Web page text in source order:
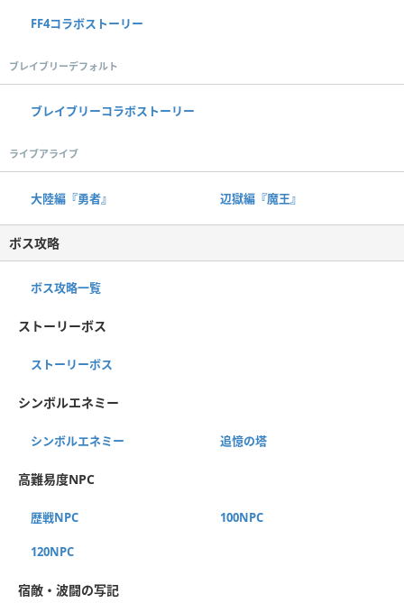
FF4コラボストーリー
ブレイブリーデフォルト
ブレイブリーコラボストーリー
ライブアライブ
大陸編『勇者』 辺獄編『魔王』
ボス攻略
ボス攻略一覧
ストーリーボス
ストーリーボス
シンボルエネミー
シンボルエネミー 追憶の塔
高難易度NPC
歴戦NPC 100NPC
120NPC
宿敵・波闘の写記